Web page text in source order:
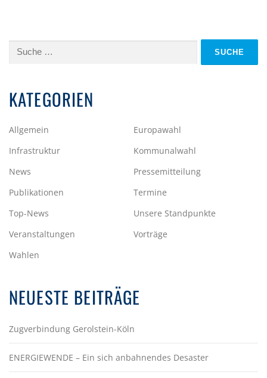
Suche
KATEGORIEN
Allgemein
Europawahl
Infrastruktur
Kommunalwahl
News
Pressemitteilung
Publikationen
Termine
Top-News
Unsere Standpunkte
Veranstaltungen
Vorträge
Wahlen
NEUESTE BEITRÄGE
Zugverbindung Gerolstein-Köln
ENERGIEWENDE – Ein sich anbahnendes Desaster